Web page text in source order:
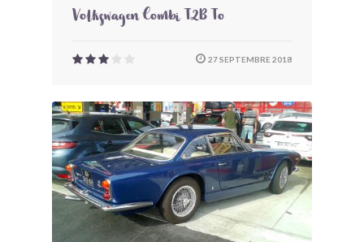
Volkswagen Combi T2B To
27 SEPTEMBRE 2018